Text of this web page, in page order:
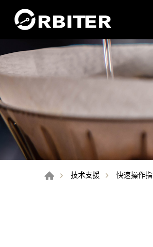
技术支援 快速操作